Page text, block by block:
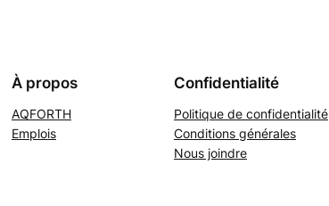
À propos
AQFORTH
Emplois
Confidentialité
Politique de confidentialité
Conditions générales
Nous joindre